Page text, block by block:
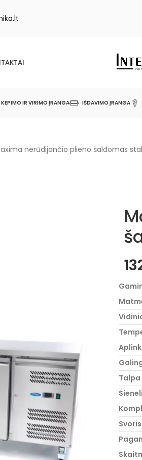
KEPIMO IR VIRIMO ĮRANGA IŠDAVIMO ĮRANGA
nerūdijančio plieno šaldomas
Talpa